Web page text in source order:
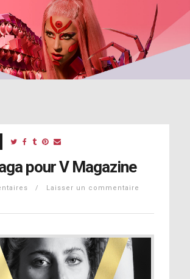
pour V Magazine
/ Laisser un commentaire